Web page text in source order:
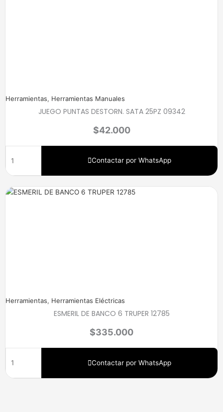
Herramientas, Herramientas Manuales
JUEGO PUNTAS DESTORN. SATA 25PZ 09342
$42.000
Contactar por WhatsApp
Herramientas, Herramientas Eléctricas
ESMERIL DE BANCO 6 TRUPER 12785
$335.000
Contactar por WhatsApp